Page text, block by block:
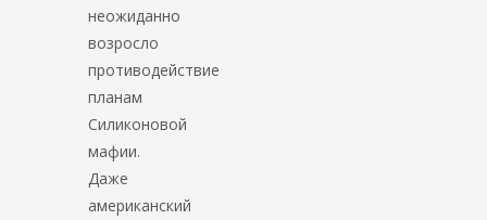
неожиданно
возросло
противодействие
планам
Силиконовой
мафии.
Даже
американский